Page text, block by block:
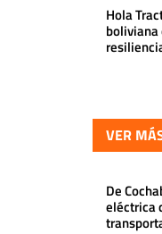
Hola
VER
De
eléctrica